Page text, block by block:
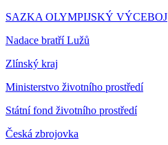
SAZKA OLYMPIJSKÝ VÝCEBOJ
Nadace bratří Lužů
Zlínský kraj
Ministerstvo životního prostředí
Státní fond životního prostředí
Česká zbrojovka